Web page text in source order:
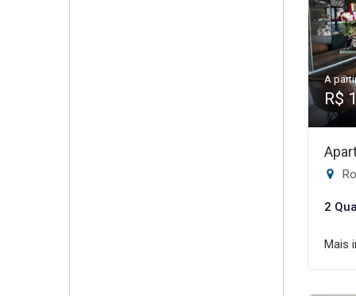
A
R$
2
Mais